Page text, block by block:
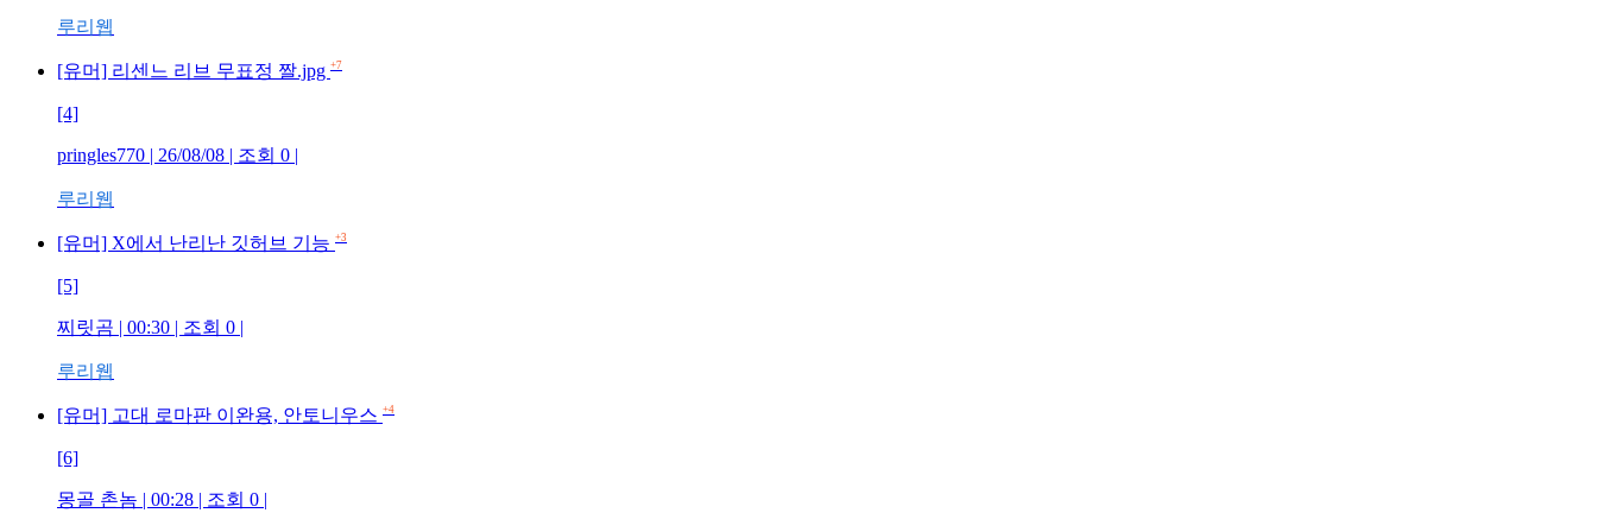
루리웹
[유머] 리센느 리브 무표정 짤.jpg +7
[4]
pringles770 | 26/08/08 | 조회 0 |
루리웹
[유머] X에서 난리난 깃허브 기능 +3
[5]
찌릿곰 | 00:30 | 조회 0 |
루리웹
[유머] 고대 로마판 이완용, 안토니우스 +4
[6]
몽골 촌놈 | 00:28 | 조회 0 |